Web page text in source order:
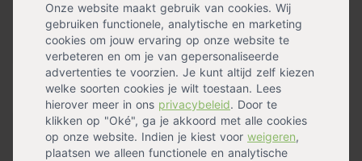
Onze website maakt gebruik van cookies. Wij
gebruiken functionele, analytische en marketing
cookies om jouw ervaring op onze website te
verbeteren en om je van gepersonaliseerde
advertenties te voorzien. Je kunt altijd zelf kiezen
welke soorten cookies je wilt toestaan. Lees
hierover meer in ons privacybeleid. Door te
klikken op "Oké", ga je akkoord met alle cookies
op onze website. Indien je kiest voor weigeren,
plaatsen we alleen functionele en analytische
Gewicht
0,18 kg
Geschikt voor
Buiten
Hoogte
3,40 cm
Meer specificaties »
Handig voor erbij
Pokon Potgrond
op voorraad